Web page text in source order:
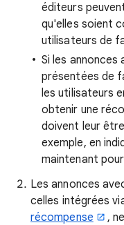
éditeurs
qu'elles soient
utilisateurs de
Si les
présentées de
les utilisateurs
obtenir une
doivent leur
exemple, en
maintenant
Les annonces
celles intégrées
récompense
,